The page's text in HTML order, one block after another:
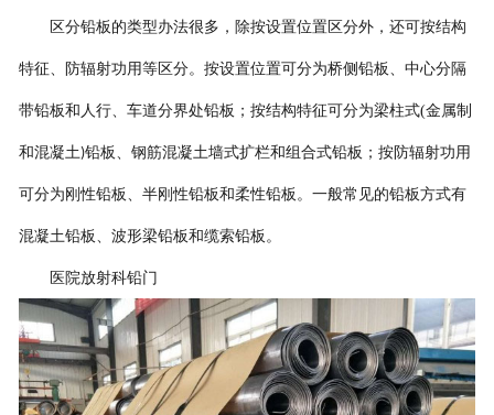
区分铅板的类型办法很多，除按设置位置区分外，还可按结构
特征、防辐射功用等区分。按设置位置可分为桥侧铅板、 中心分隔
带铅板和人行、车道分界处铅板；按结构特征可分为梁柱式(金属制
和混凝土)铅板、钢筋混凝土墙式扩栏和组合式铅板；按防辐射功用
可分为刚性铅板、半刚性铅板和柔性铅板。一般常见的铅板方式有
混凝土铅板、波形梁铅板和缆索铅板。
医院放射科铅门